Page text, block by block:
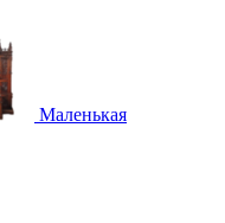
Маленькая